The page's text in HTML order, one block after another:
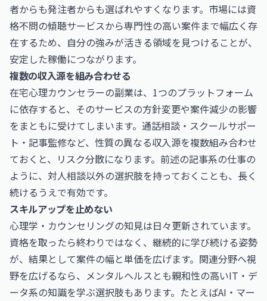
者からも発注者からも選ばれやすくなります。市場には資
格不問の傾聴サービスから専門性の高い案件まで幅広く存
在するため、自分の強みが活きる領域を見つけることが、
安定した稼働につながります。
複数の収入源を組み合わせる
在宅心理カウンセラーの副業は、1つのプラットフォーム
に依存すると、そのサービスの方針変更や案件減少の影響
をまともに受けてしまいます。通話相談・スクールサポー
ト・記事監修など、性質の異なる収入源を複数組み合わせ
ておくと、リスク分散になります。前述の記事系の仕事の
ように、対人相談以外の選択肢を持っておくことも、長く
続けるうえで有効です。
スキルアップを止めない
心理学・カウンセリングの知見は日々更新されています。
資格を取ったら終わりではなく、継続的に学び続ける姿勢
が、結果として案件の幅と単価を広げます。関連分野へ視
野を広げるなら、メンタルヘルスとも親和性の高いIT・デ
ータ系の知識を学ぶ選択肢もあります。たとえばAI・マー